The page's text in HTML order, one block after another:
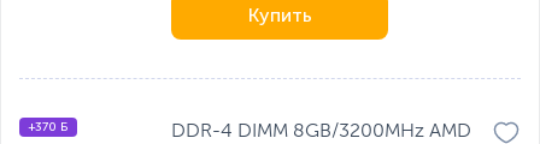
Купить
+370 Б
DDR-4 DIMM 8GB/3200MHz AMD